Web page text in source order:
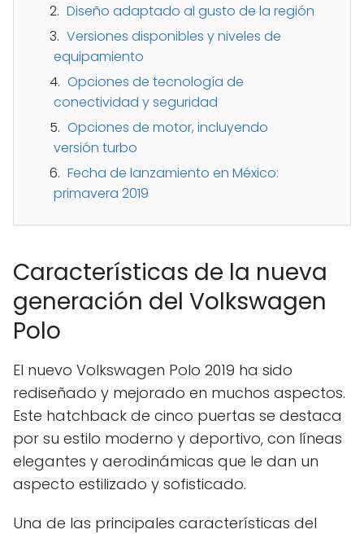
Diseño adaptado al gusto de la región
Versiones disponibles y niveles de
equipamiento
Opciones de tecnología de
conectividad y seguridad
Opciones de motor, incluyendo
versión turbo
Fecha de lanzamiento en México:
primavera 2019
Características de la nueva
generación del Volkswagen
Polo
El nuevo Volkswagen Polo 2019 ha sido
rediseñado y mejorado en muchos aspectos.
Este hatchback de cinco puertas se destaca
por su estilo moderno y deportivo, con líneas
elegantes y aerodinámicas que le dan un
aspecto estilizado y sofisticado.
Una de las principales características del